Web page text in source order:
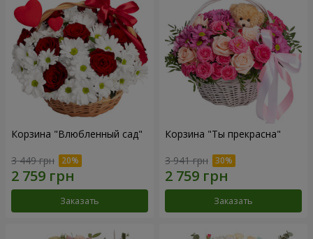
Корзина "Влюбленный сад"
3 449 грн
Заказать
Корзина "Ты прекрасна"
3 941 грн
Заказать